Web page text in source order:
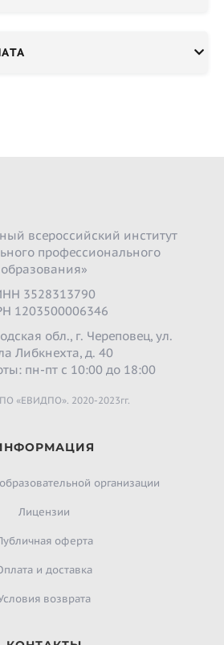
всероссийский институт
профессионального
образования»
3528313790
1203500006346
обл., г. Череповец, ул.
Либкнехта, д. 40
пн-пт с 10:00 до 18:00
«ЕВИДПО». 2020-2023гг.
организации
Лицензии
оферта
и доставка
возврата